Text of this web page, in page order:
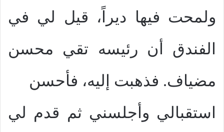
ولمحت فيها ديراً، قيل لي في
الفندق أن رئيسه تقي محسن
مضياف. فذهبت إليه، فأحسن
استقبالي وأجلسني ثم قدم لي